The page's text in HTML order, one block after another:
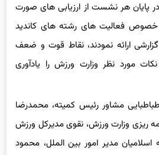
پایان هر نشست از ارزیابی های صورت
خصوص فعالیت های رشته های کاندید
ارائه نمودند، نقاط قوت و ضعف
مورد نظر وزارت ورزش را یادآوری
مشاور رئیس کمیته، محمدرضا
ریزی وزارت ورزش، نقوی مدیرکل ورزش
اسلامیان مدیر امور بین الملل، محمود